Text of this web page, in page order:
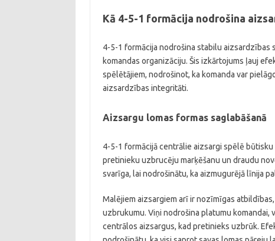
Kā 4-5-1 formācija nodrošina
4-5-1 formācija nodrošina stabilu
komandas organizāciju. Šis izkārtojums ļauj
spēlētājiem, nodrošinot, ka komanda var
aizsardzības integritāti.
Aizsargu lomas formas saglabāšanā
4-5-1 formācijā centrālie aizsargi spēlē
pretinieku uzbrucēju marķēšanu un draudu
svarīga, lai nodrošinātu, ka aizmugurējā līnija
Malējiem aizsargiem arī ir nozīmīgas
uzbrukumu. Viņi nodrošina platumu
centrālos aizsargus, kad pretinieks uzbrūk.